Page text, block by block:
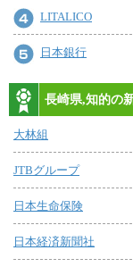
LITALICO
日本銀行
長崎県,知的の
大林組
JTBグループ
日本生命保険
日本経済新聞社